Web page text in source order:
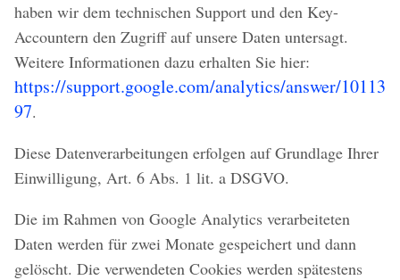
haben wir dem technischen Support und den Key-
Accountern den Zugriff auf unsere Daten untersagt.
Weitere Informationen dazu erhalten Sie hier:
https://support.google.com/analytics/answer/10113
97.
Diese Datenverarbeitungen erfolgen auf Grundlage Ihrer
Einwilligung, Art. 6 Abs. 1 lit. a DSGVO.
Die im Rahmen von Google Analytics verarbeiteten
Daten werden für zwei Monate gespeichert und dann
gelöscht. Die verwendeten Cookies werden spätestens